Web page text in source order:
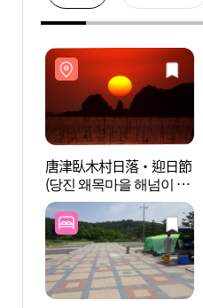
唐津臥木村日落‧迎日節
(당진 왜목마을 해넘이 해
맞이축제)